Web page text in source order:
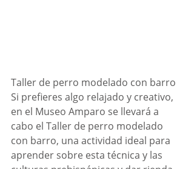
Taller de perro modelado con barro
Si prefieres algo relajado y creativo,
en el Museo Amparo se llevará a
cabo el Taller de perro modelado
con barro, una actividad ideal para
aprender sobre esta técnica y las